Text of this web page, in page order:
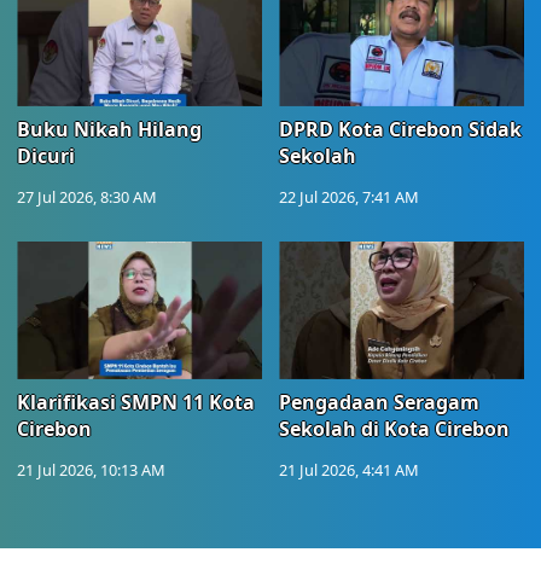
Buku Nikah Hilang
Dicuri
27 Jul 2026, 8:30 AM
DPRD Kota Cirebon Sidak
Sekolah
22 Jul 2026, 7:41 AM
Klarifikasi SMPN 11 Kota
Cirebon
21 Jul 2026, 10:13 AM
Pengadaan Seragam
Sekolah di Kota Cirebon
21 Jul 2026, 4:41 AM